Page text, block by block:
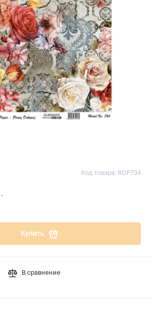
Код товара: RDP734
Купить
В сравнение